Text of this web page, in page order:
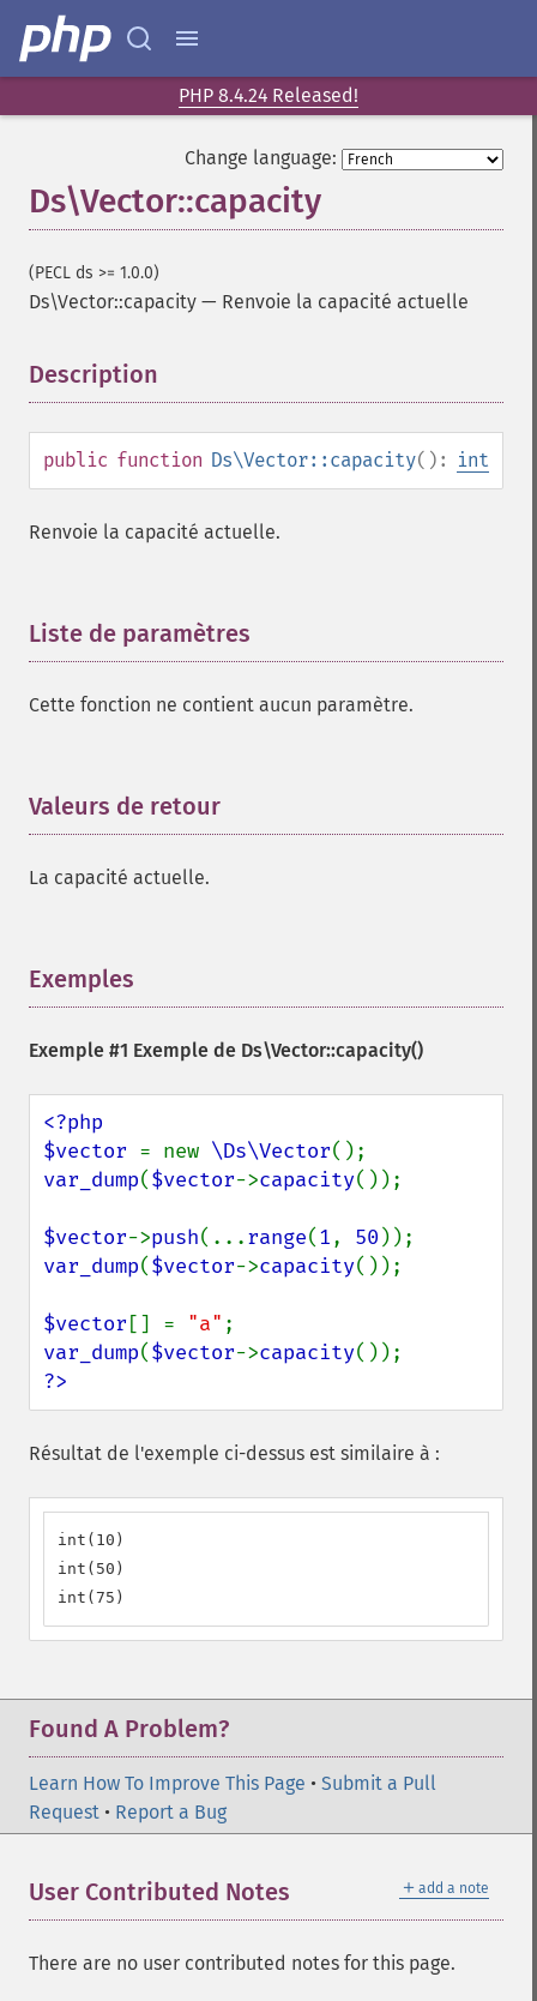
PHP 8.4.24 Released!
Change language:
Ds\Vector::capacity
(PECL ds >= 1.0.0)
Ds\Vector::capacity — Renvoie la capacité actuelle
Description
public function Ds\Vector::capacity(): int
Renvoie la capacité actuelle.
Liste de paramètres
Cette fonction ne contient aucun paramètre.
Valeurs de retour
La capacité actuelle.
Exemples
Exemple #1 Exemple de Ds\Vector::capacity()
<?php
$vector = new \Ds\Vector
var_dump($vector->capacity());
$vector->push(...range(1, 50
var_dump($vector->capacity());
$vector [] = "a"
var_dump($vector->capacity
?>
Résultat de l'exemple ci-dessus est similaire à :
int(10)
int(50)
int(75)
Found A Problem?
Learn How To Improve This Page • Submit a Pull
Request • Report a Bug
＋ add a note
User Contributed Notes
There are no user contributed notes for this page.